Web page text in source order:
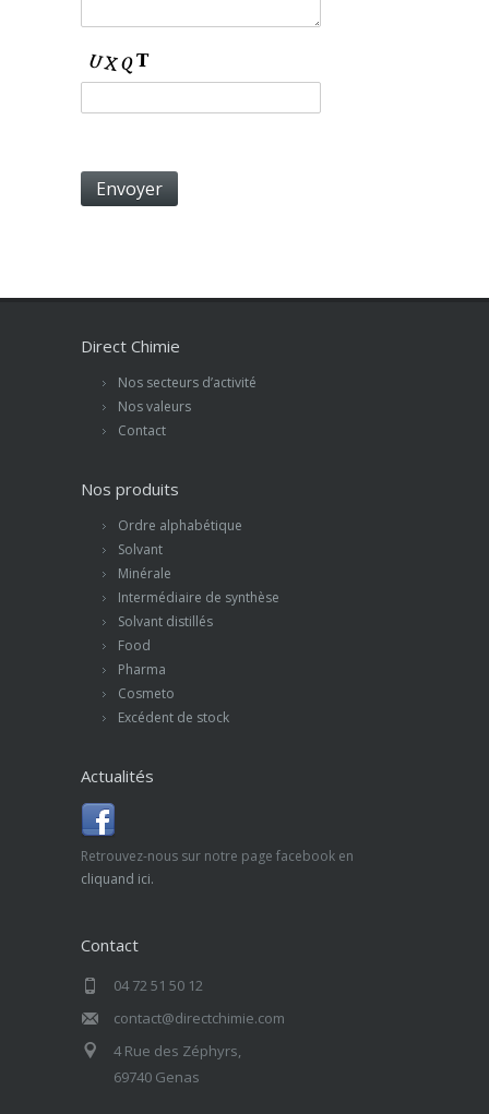
Direct Chimie
Nos secteurs d’activité
Nos valeurs
Contact
Nos produits
Ordre alphabétique
Solvant
Minérale
Intermédiaire de synthèse
Solvant distillés
Food
Pharma
Cosmeto
Excédent de stock
Actualités
Retrouvez-nous sur notre page facebook en
cliquand ici.
Contact
04 72 51 50 12
contact@directchimie.com
4 Rue des Zéphyrs,
69740 Genas